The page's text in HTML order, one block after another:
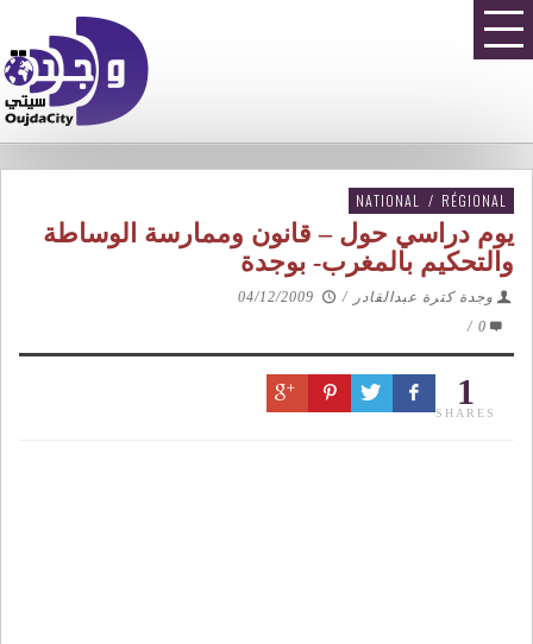
NATIONAL / RÉGIONAL
يوم دراسي حول – قانون وممارسة الوساطة
والتحكيم بالمغرب- بوجدة
وجدة كترة عبدالقادر /
04/12/2009
0
/
1
SHARES